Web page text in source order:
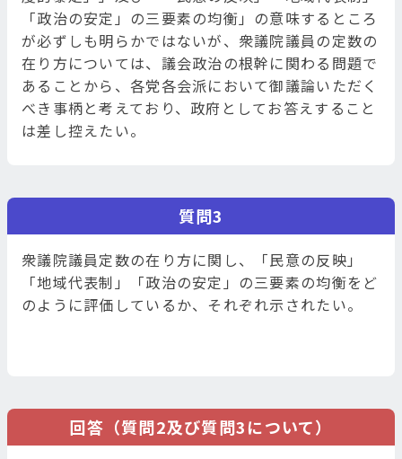
「政治の安定」の三要素の均衡」の意味するところ
が必ずしも明らかではないが、衆議院議員の定数の
在り方については、議会政治の根幹に関わる問題で
あることから、各党各会派において御議論いただく
べき事柄と考えており、政府としてお答えすること
は差し控えたい。
質問3
衆議院議員定数の在り方に関し、「民意の反映」
「地域代表制」「政治の安定」の三要素の均衡をど
のように評価しているか、それぞれ示されたい。
回答（質問2及び質問3について）